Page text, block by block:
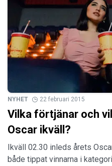
NYHET 22 februari 2015
Vilka förtjänar och
Oscar ikväll?
Ikväll 02.30 inleds årets
både tippat vinnarna i